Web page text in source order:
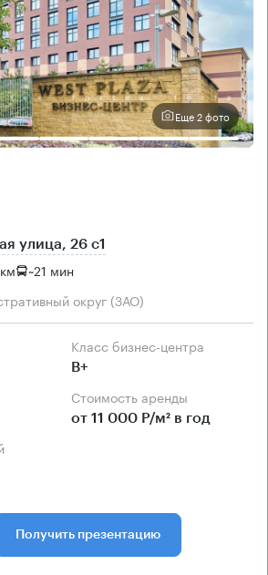
Еще 2 фото
улица, 26 с1
~21 мин
округ (ЗАО)
Класс бизнес-центра
B+
Стоимость аренды
от 11 000 Р/м² в год
Получить презентацию